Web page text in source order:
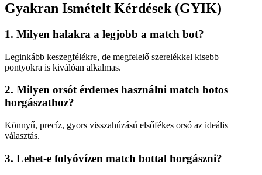
Gyakran Ismételt Kérdések (GYIK)
1. Milyen halakra a legjobb a match bot?
Leginkább keszegfélékre, de megfelelő szerelékkel kisebb
pontyokra is kiválóan alkalmas.
2. Milyen orsót érdemes használni match botos
horgászathoz?
Könnyű, precíz, gyors visszahúzású elsőfékes orsó az ideális
választás.
3. Lehet-e folyóvízen match bottal horgászni?